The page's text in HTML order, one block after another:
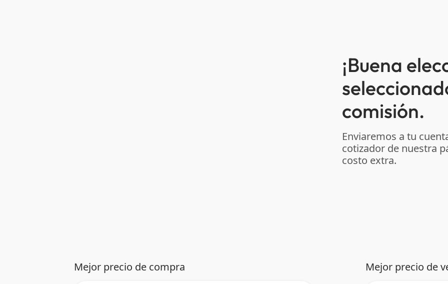
¡Buena
comisión.
Enviaremos a tu
cotizador de nuestra
costo extra.
Mejor precio de compra Mejor precio de